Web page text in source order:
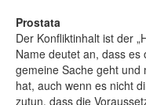
Prostata
Der Konfliktinhalt ist der
Name deutet an, dass
gemeine Sache geht und
hat, auch wenn es nicht
zutun, dass die